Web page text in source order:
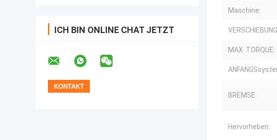
ICH BIN ONLINE CHAT JETZT
Maschine:
MAX. TORQUE:
BREMSE:
Hervorheben: